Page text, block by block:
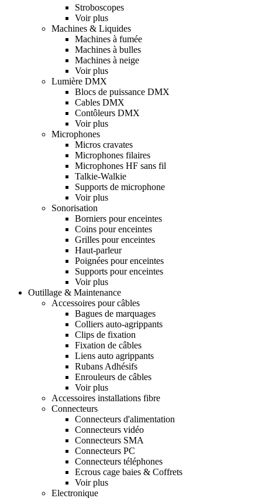
Stroboscopes
Voir plus
Machines & Liquides
Machines à fumée
Machines à bulles
Machines à neige
Voir plus
Lumière DMX
Blocs de puissance DMX
Cables DMX
Contôleurs DMX
Voir plus
Microphones
Micros cravates
Microphones filaires
Microphones HF sans fil
Talkie-Walkie
Supports de microphone
Voir plus
Sonorisation
Borniers pour enceintes
Coins pour enceintes
Grilles pour enceintes
Haut-parleur
Poignées pour enceintes
Supports pour enceintes
Voir plus
Outillage & Maintenance
Accessoires pour câbles
Bagues de marquages
Colliers auto-agrippants
Clips de fixation
Fixation de câbles
Liens auto agrippants
Rubans Adhésifs
Enrouleurs de câbles
Voir plus
Accessoires installations fibre
Connecteurs
Connecteurs d'alimentation
Connecteurs vidéo
Connecteurs SMA
Connecteurs PC
Connecteurs téléphones
Ecrous cage baies & Coffrets
Voir plus
Electronique